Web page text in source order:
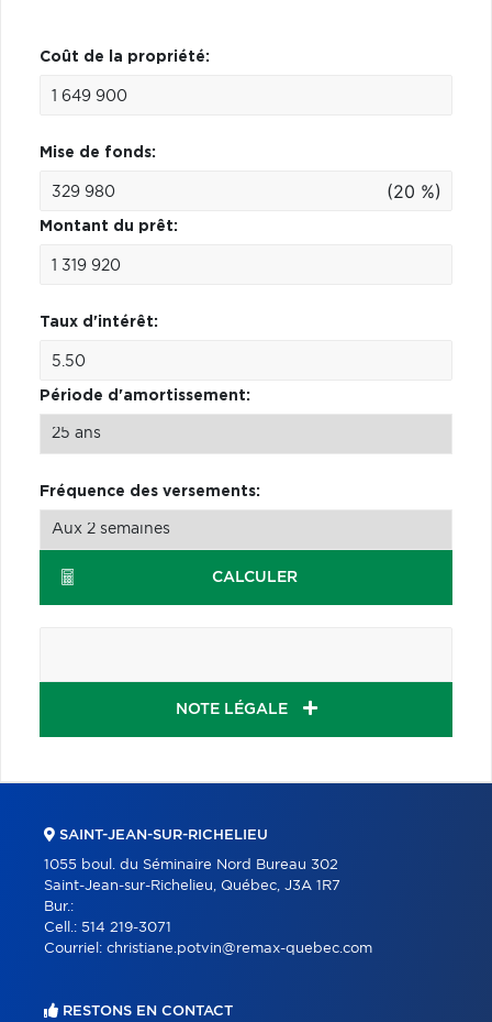
Coût de la propriété:
Mise de fonds:
(20 %)
Montant du prêt:
Taux d'intérêt:
Période d'amortissement:
Fréquence des versements:
CALCULER
NOTE LÉGALE
SAINT-JEAN-SUR-RICHELIEU
1055 boul. du Séminaire Nord Bureau 302
Saint-Jean-sur-Richelieu, Québec, J3A 1R7
Bur.:
Cell.: 514 219-3071
Courriel: christiane.potvin@remax-quebec.com
RESTONS EN CONTACT